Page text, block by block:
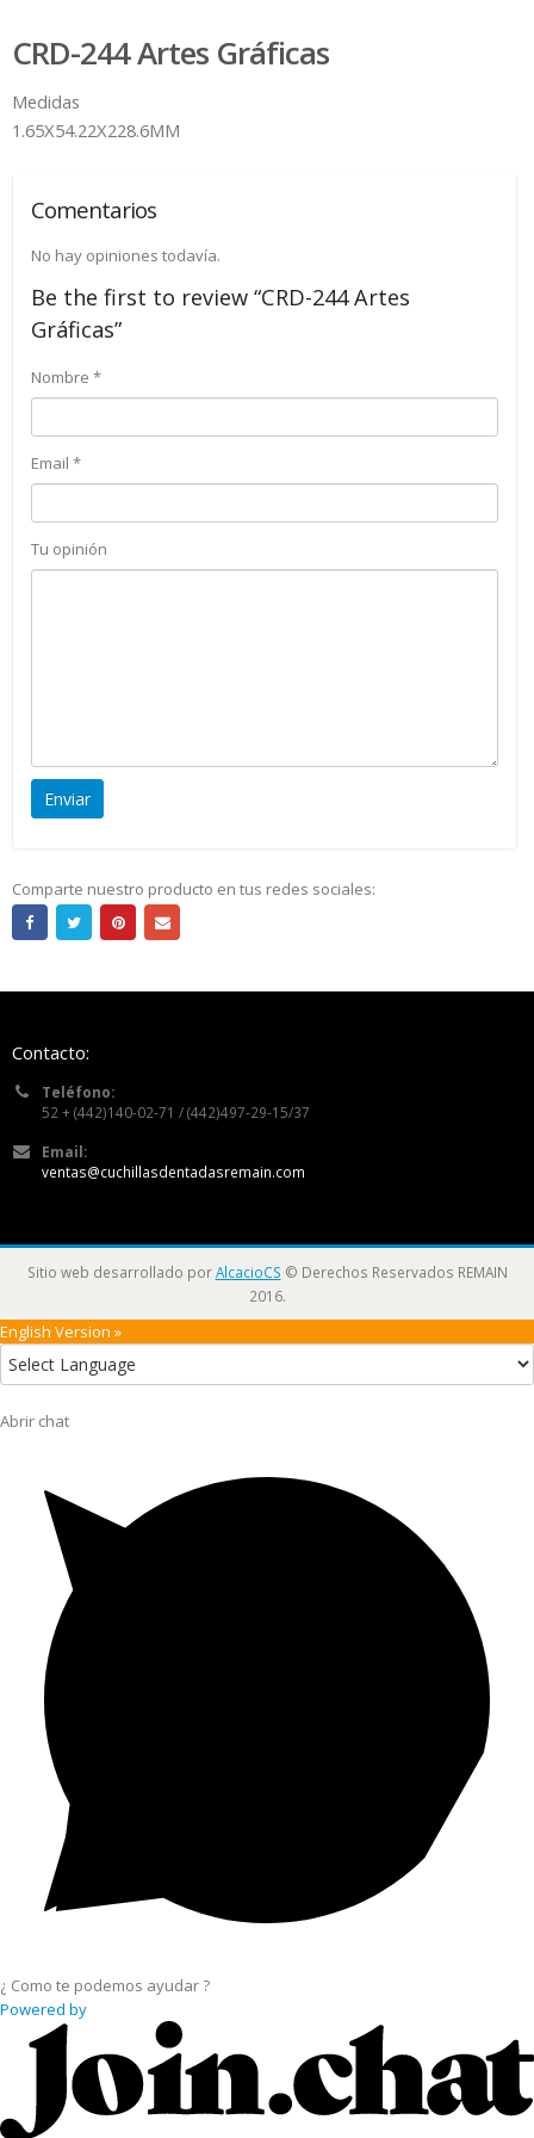
CRD-244 Artes Gráficas
Medidas
1.65X54.22X228.6MM
Comentarios
No hay opiniones todavía.
Be the first to review “CRD-244 Artes
Gráficas”
Nombre *
Email *
Tu opinión
Comparte nuestro producto en tus redes sociales:
Contacto:
Teléfono:
52 + (442)140-02-71 / (442)497-29-15/37
Email:
ventas@cuchillasdentadasremain.com
Sitio web desarrollado porAlcacioCS © Derechos Reservados REMAIN
2016.
English Version »
Abrir chat
¿ Como te podemos ayudar ?
Powered by